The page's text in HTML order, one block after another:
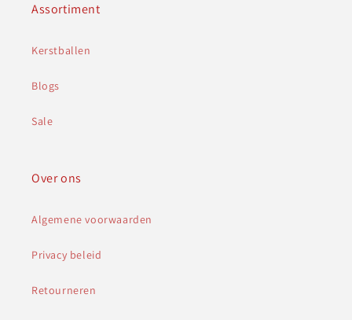
Assortiment
Kerstballen
Blogs
Sale
Over ons
Algemene voorwaarden
Privacy beleid
Retourneren